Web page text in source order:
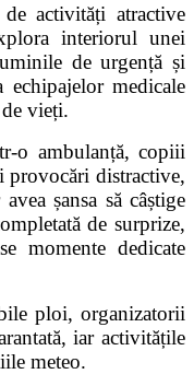
activități atractive
interiorul unei
de urgență și
medicale
vieți.
o ambulanță, copiii
provocări distractive,
șansa să câștige
de surprize,
momente dedicate
ploi, organizatorii
iar activitățile
meteo.